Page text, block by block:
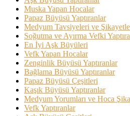
Muska Yapan Hocalar
Papaz Büyüsü Yaptıranlar
Medyum Tavsiyeleri ve
Soğutma ve Ayırma Vefki
En İyi Aşk Büyüleri
Vefk Yapan Hocalar
Zenginlik Büyüsü Yaptıranlar
Bağlama Büyüsü Yaptıranlar
Papaz Büyüsü Çeşitleri
Kaşık Büyüsü Yaptıranlar
Medyum Yorumları ve Hoca
Vefk Yaptıranlar